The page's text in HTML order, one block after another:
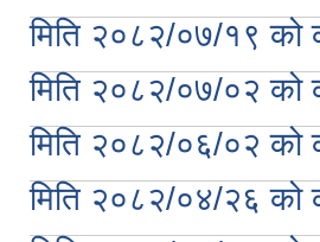
मिति २०८२/०७/१९ को
मिति २०८२/०७/०२ को
मिति २०८२/०६/०२ को
मिति २०८२/०४/२६ को